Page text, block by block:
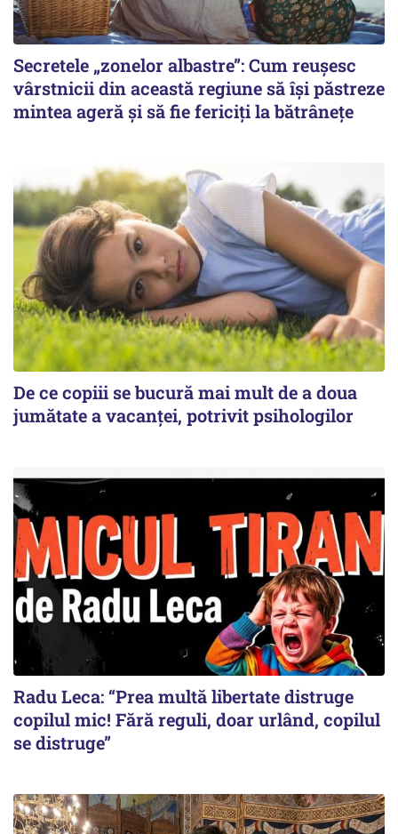
Secretele „zonelor albastre”: Cum reușesc
vârstnicii din această regiune să își păstreze
mintea ageră și să fie fericiți la bătrânețe
De ce copiii se bucură mai mult de a doua
jumătate a vacanței, potrivit psihologilor
Radu Leca: “Prea multă libertate distruge
copilul mic! Fără reguli, doar urlând, copilul
se distruge”